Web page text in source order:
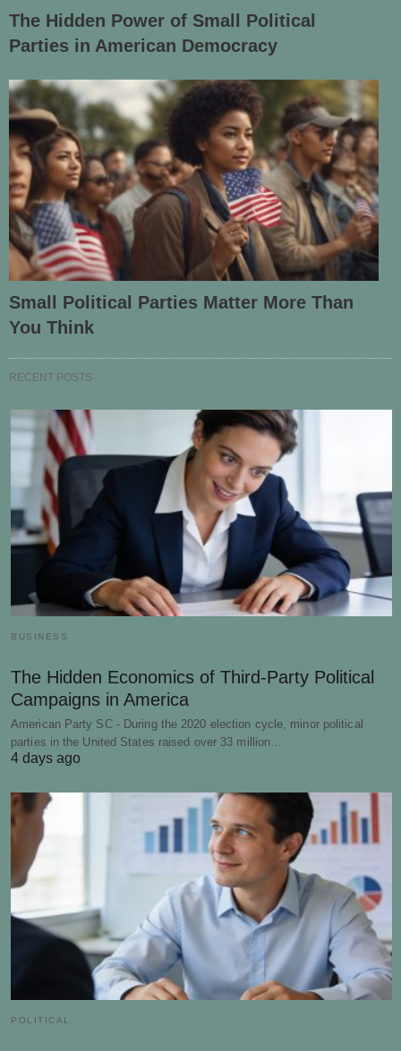
The Hidden Power of Small Political
Parties in American Democracy
Small Political Parties Matter More Than
You Think
RECENT POSTS
BUSINESS
The Hidden Economics of Third-Party Political
Campaigns in America
American Party SC - During the 2020 election cycle, minor political
parties in the United States raised over 33 million…
4 days ago
POLITICAL